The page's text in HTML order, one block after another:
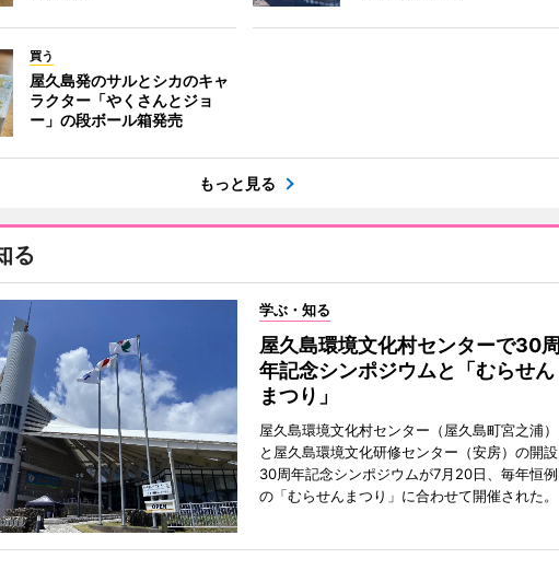
買う
屋久島発のサルとシカのキャ
ラクター「やくさんとジョ
ー」の段ボール箱発売
もっと見る
る
学ぶ・知る
屋久島環境文化村センターで30周
年記念シンポジウムと「むらせん
まつり」
屋久島環境文化村センター（屋久島町宮之浦）
と屋久島環境文化研修センター（安房）の開設
30周年記念シンポジウムが7月20日、毎年恒例
の「むらせんまつり」に合わせて開催された。